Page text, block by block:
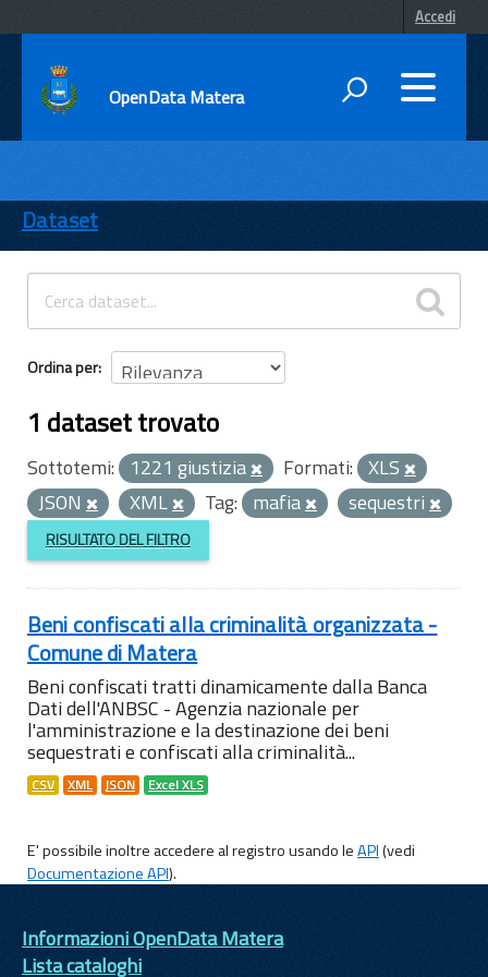
Accedi
OpenData Matera
ENTI
TEMI
INFORMAZIONI
Dataset
Ordina per
1 dataset trovato
Sottotemi: 1221 giustizia Formati: XLS
JSON
XML Tag: mafia sequestri
RISULTATO DEL FILTRO
Beni confiscati alla criminalità organizzata -
Comune di Matera
Beni confiscati tratti dinamicamente dalla Banca
Dati dell'ANBSC - Agenzia nazionale per
l'amministrazione e la destinazione dei beni
sequestrati e confiscati alla criminalità...
CSV XML JSON Excel XLS
E' possibile inoltre accedere al registro usando leAPI(vedi
Documentazione API).
Informazioni OpenData Matera
Lista cataloghi